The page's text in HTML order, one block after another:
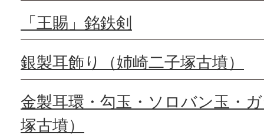
「王賜」銘鉄剣
銀製耳飾り（姉崎二子塚古墳）
金製耳環・勾玉・ソロバン玉・
塚古墳）